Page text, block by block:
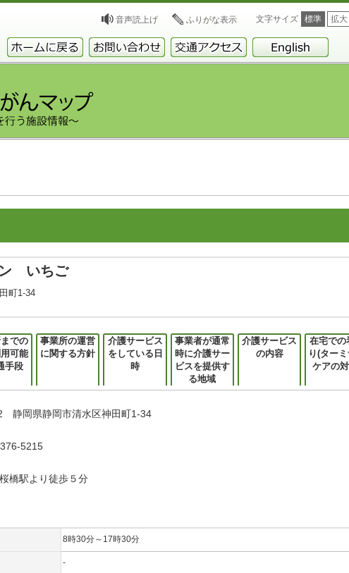
音声読上げ ふりがな表示 文字サイズ 標準 拡大
ン いちご
町1-34
での
可能
手段
事業所の運営
に関する方針
介護サービス
をしている日
時
事業者が通常
時に介護サー
ビスを提供す
る地域
介護サービス
の内容
在宅での
り(ター
ケアの
静岡県静岡市清水区神田町1-34
5215
橋駅より徒歩５分
8時30分～17時30分
-